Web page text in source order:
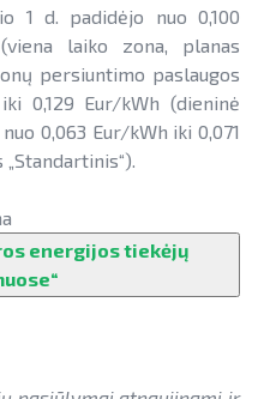
1 d. padidėjo nuo 0,100
laiko zona, planas
persiuntimo paslaugos
0,129 Eur/kWh (dieninė
0,063 Eur/kWh iki 0,071
energijos tiekėjų